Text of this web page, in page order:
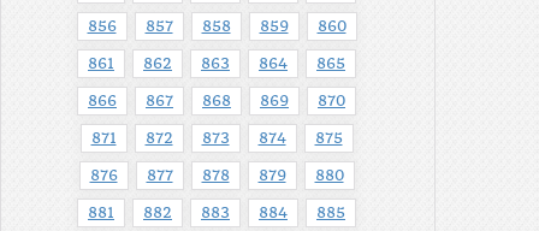
856 857 858 859 860
861 862 863 864 865
866 867 868 869 870
871 872 873 874 875
876 877 878 879 880
881 882 883 884 885